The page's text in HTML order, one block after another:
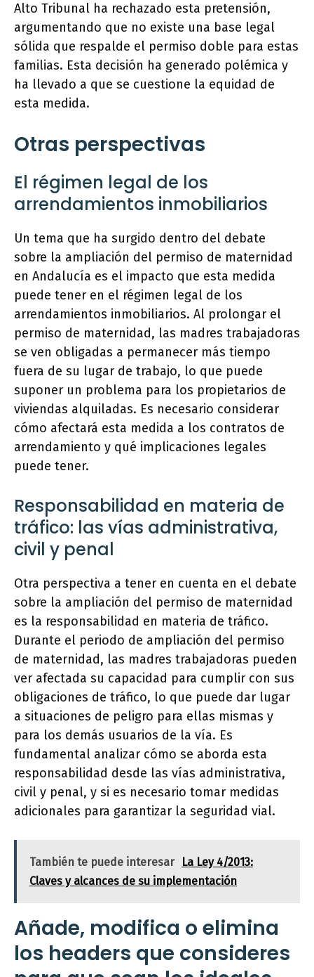
Alto Tribunal ha rechazado esta pretensión,
argumentando que no existe una base legal
sólida que respalde el permiso doble para estas
familias. Esta decisión ha generado polémica y
ha llevado a que se cuestione la equidad de
esta medida.
Otras perspectivas
El régimen legal de los
arrendamientos inmobiliarios
Un tema que ha surgido dentro del debate
sobre la ampliación del permiso de maternidad
en Andalucía es el impacto que esta medida
puede tener en el régimen legal de los
arrendamientos inmobiliarios. Al prolongar el
permiso de maternidad, las madres trabajadoras
se ven obligadas a permanecer más tiempo
fuera de su lugar de trabajo, lo que puede
suponer un problema para los propietarios de
viviendas alquiladas. Es necesario considerar
cómo afectará esta medida a los contratos de
arrendamiento y qué implicaciones legales
puede tener.
Responsabilidad en materia de
tráfico: las vías administrativa,
civil y penal
Otra perspectiva a tener en cuenta en el debate
sobre la ampliación del permiso de maternidad
es la responsabilidad en materia de tráfico.
Durante el periodo de ampliación del permiso
de maternidad, las madres trabajadoras pueden
ver afectada su capacidad para cumplir con sus
obligaciones de tráfico, lo que puede dar lugar
a situaciones de peligro para ellas mismas y
para los demás usuarios de la vía. Es
fundamental analizar cómo se aborda esta
responsabilidad desde las vías administrativa,
civil y penal, y si es necesario tomar medidas
adicionales para garantizar la seguridad vial.
También te puede interesar
La Ley 4/2013:
Claves y alcances de su implementación
Añade, modifica o elimina
los headers que consideres